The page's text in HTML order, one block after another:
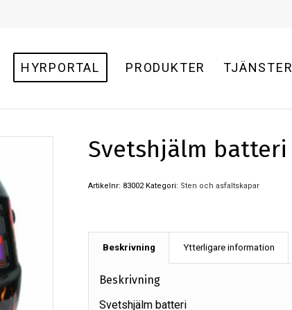
HYRPORTAL PRODUKTER TJÄNSTER
Svetshjälm batteri
Artikelnr: 83002 Kategori: Sten och asfaltskapar
Beskrivning Ytterligare information
Beskrivning
Svetshjälm batteri